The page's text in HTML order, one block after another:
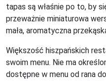
tapas są właśnie po to, by
przeważnie miniaturowa
mała, aromatyczna
Większość hiszpańskich
swoim menu. Nie ma
dostępne w menu od rana